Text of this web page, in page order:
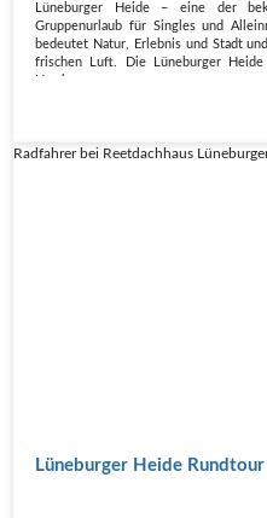
Lüneburger Heide – eine der
Gruppenurlaub für Singles und
bedeutet Natur, Erlebnis und Stadt
frischen Luft. Die Lüneburger Heide
Radfahrer bei Reetdachhaus
Lüneburger Heide Rundtour